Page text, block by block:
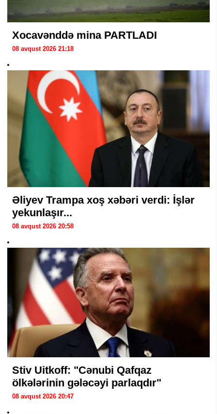
Xocavənddə mina PARTLADI
08 avqust 2026 21:18
Əliyev Trampa xoş xəbəri verdi: İşlər
yekunlaşır...
08 avqust 2026 20:58
Stiv Uitkoff: "Cənubi Qafqaz
ölkələrinin gələcəyi parlaqdır"
08 avqust 2026 20:47